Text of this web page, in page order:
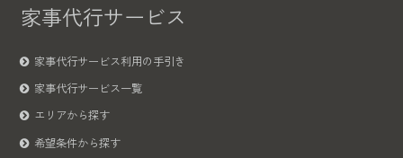
家事代行サービス
家事代行サービス利用の手引き
家事代行サービス一覧
エリアから探す
希望条件から探す